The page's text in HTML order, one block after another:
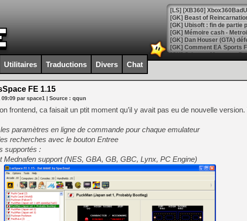
[GK] Beast of
[GK] Ubisoft : fin de partie
[GK] Mémoire cash -
[GK] Dan Houser (GTA)
[GK] Comment EA Sports
[GK] Crimson Moon : un
[GK] Isle of Reveries : le
[GK] Moonlighter 2 : The
[GK] Capcom relance
[Mo5] Deux inédits du
[GK] Le beat'em up The
[GK] Endless Legend 2 :
[LS] [PS5] Le WebKit
[GK] Oubliez Crazy Taxi,
[LS] [Switch] NSZ 5.0.0
Utilitaires Traductions Divers Chat
FE 1.15
09:09 par space1 | Source : qqun
frontend, ca faisait un ptit moment qu’il y avait pas eu de nouvelle version.
paramètres en ligne de commande pour chaque emulateur
recherches avec le bouton Entree
supportés :
Mednafen support (NES, GBA, GB, GBC, Lynx, PC Engine)